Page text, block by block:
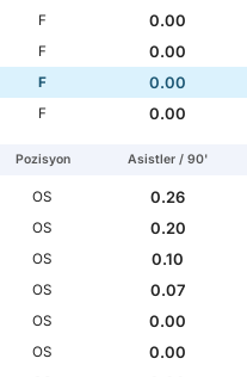
F
0.00
F
0.00
F
0.00
F 0.00
Pozisyon Asistler / 90'
OS
0.26
OS
0.20
OS
0.10
OS
0.07
OS
0.00
OS
0.00